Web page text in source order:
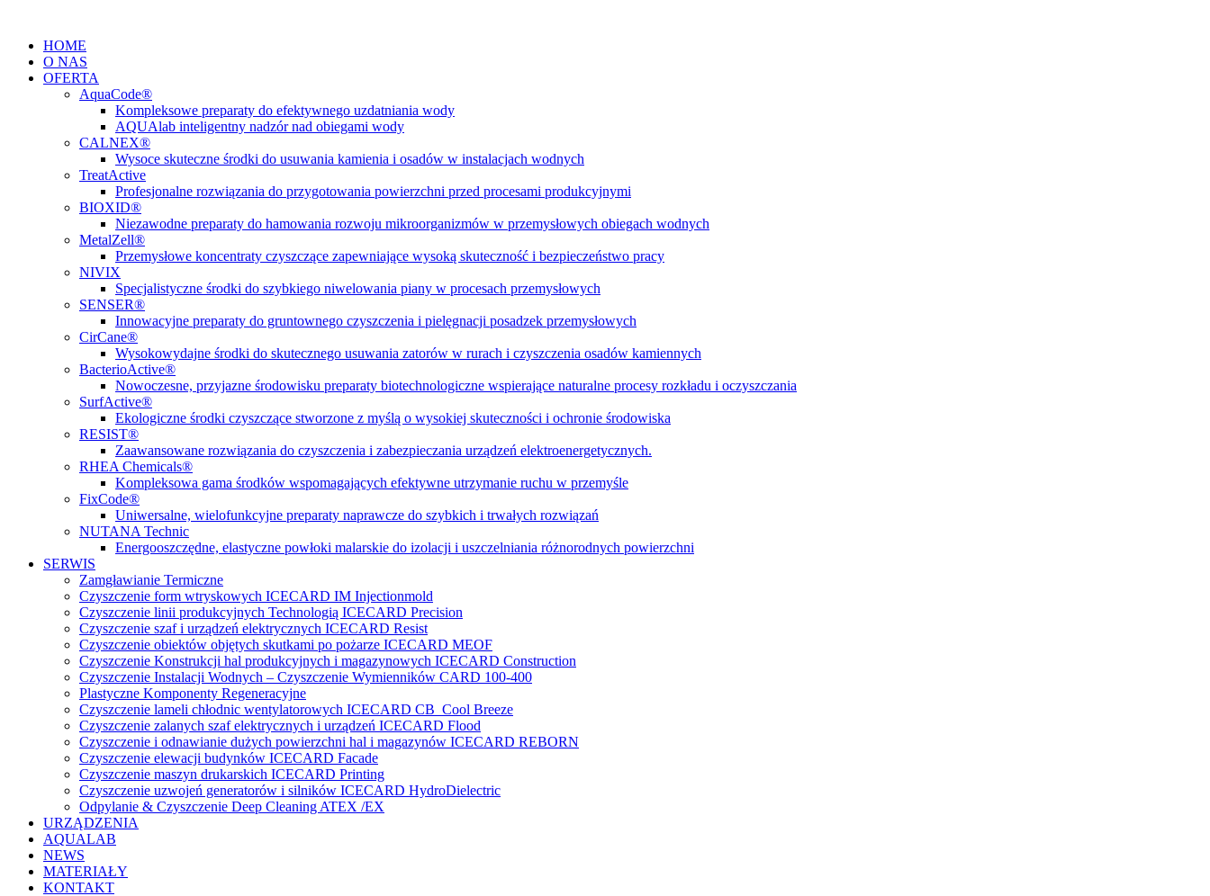
treści
HOME
O NAS
OFERTA
AquaCode®
Kompleksowe preparaty do efektywnego uzdatniania wody
AQUAlab inteligentny nadzór nad obiegami wody
CALNEX®
Wysoce skuteczne środki do usuwania kamienia i osadów w instalacjach wodnych
TreatActive
Profesjonalne rozwiązania do przygotowania powierzchni przed procesami produkcyjnymi
BIOXID®
Niezawodne preparaty do hamowania rozwoju mikroorganizmów w przemysłowych obiegach wodnych
MetalZell®
Przemysłowe koncentraty czyszczące zapewniające wysoką skuteczność i bezpieczeństwo pracy
NIVIX
Specjalistyczne środki do szybkiego niwelowania piany w procesach przemysłowych
SENSER®
Innowacyjne preparaty do gruntownego czyszczenia i pielęgnacji posadzek przemysłowych
CirCane®
Wysokowydajne środki do skutecznego usuwania zatorów w rurach i czyszczenia osadów kamiennych
BacterioActive®
Nowoczesne, przyjazne środowisku preparaty biotechnologiczne wspierające naturalne procesy rozkładu i oczyszczania
SurfActive®
Ekologiczne środki czyszczące stworzone z myślą o wysokiej skuteczności i ochronie środowiska
RESIST®
Zaawansowane rozwiązania do czyszczenia i zabezpieczania urządzeń elektroenergetycznych.
RHEA Chemicals®
Kompleksowa gama środków wspomagających efektywne utrzymanie ruchu w przemyśle
FixCode®
Uniwersalne, wielofunkcyjne preparaty naprawcze do szybkich i trwałych rozwiązań
NUTANA Technic
Energooszczędne, elastyczne powłoki malarskie do izolacji i uszczelniania różnorodnych powierzchni
SERWIS
Zamgławianie Termiczne
Czyszczenie form wtryskowych ICECARD IM Injectionmold
Czyszczenie linii produkcyjnych Technologią ICECARD Precision
Czyszczenie szaf i urządzeń elektrycznych ICECARD Resist
Czyszczenie obiektów objętych skutkami po pożarze ICECARD MEOF
Czyszczenie Konstrukcji hal produkcyjnych i magazynowych ICECARD Construction
Czyszczenie Instalacji Wodnych – Czyszczenie Wymienników CARD 100-400
Plastyczne Komponenty Regeneracyjne
Czyszczenie lameli chłodnic wentylatorowych ICECARD CB Cool Breeze
Czyszczenie zalanych szaf elektrycznych i urządzeń ICECARD Flood
Czyszczenie i odnawianie dużych powierzchni hal i magazynów ICECARD REBORN
Czyszczenie elewacji budynków ICECARD Facade
Czyszczenie maszyn drukarskich ICECARD Printing
Czyszczenie uzwojeń generatorów i silników ICECARD HydroDielectric
Odpylanie & Czyszczenie Deep Cleaning ATEX /EX
URZĄDZENIA
AQUALAB
NEWS
MATERIAŁY
KONTAKT